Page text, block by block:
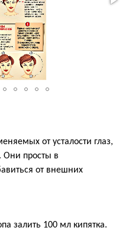
от усталости глаз,
Они просты в
от внешних
залить 100 мл кипятка.